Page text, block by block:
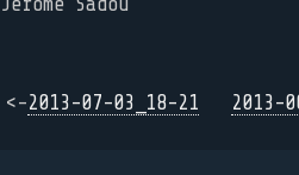
<-2013-07-03_18-21 2013-